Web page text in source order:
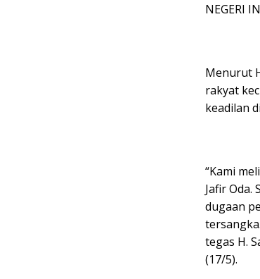
NEGERI
Menurut
rakyat
keadilan
“Kami
Jafir
dugaan
tegas H.
(17/5).